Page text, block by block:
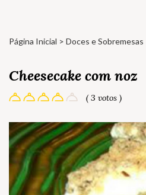
Página Inicial > Doces e Sobremesas
Cheesecake com noz
( 3 votos )